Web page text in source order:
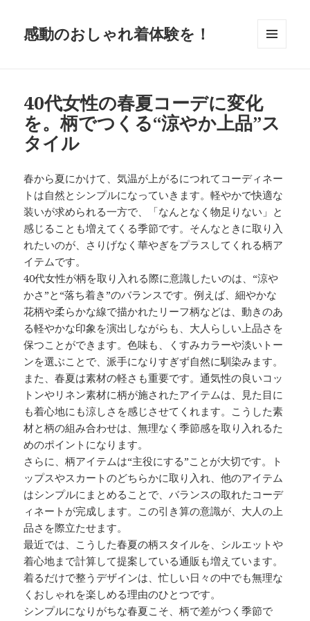
感動のおしゃれ着体験を！
40代女性の春夏コーデに変化
を。柄でつくる“涼やか上品”ス
タイル
春から夏にかけて、気温が上がるにつれてコーディネー
トは自然とシンプルになっていきます。軽やかで快適な
装いが求められる一方で、「なんとなく物足りない」と
感じることも増えてくる季節です。そんなときに取り入
れたいのが、さりげなく華やぎをプラスしてくれる柄ア
イテムです。
40代女性が柄を取り入れる際に意識したいのは、“涼や
かさ”と“落ち着き”のバランスです。例えば、細やかな
花柄や柔らかな線で描かれたリーフ柄などは、動きのあ
る軽やかな印象を演出しながらも、大人らしい上品さを
保つことができます。色味も、くすみカラーや淡いトー
ンを選ぶことで、派手になりすぎず自然に馴染みます。
また、春夏は素材の軽さも重要です。通気性の良いコッ
トンやリネン素材に柄が施されたアイテムは、見た目に
も着心地にも涼しさを感じさせてくれます。こうした素
材と柄の組み合わせは、無理なく季節感を取り入れるた
めのポイントになります。
さらに、柄アイテムは“主役にする”ことが大切です。ト
ップスやスカートのどちらかに取り入れ、他のアイテム
はシンプルにまとめることで、バランスの取れたコーデ
ィネートが完成します。この引き算の意識が、大人の上
品さを際立たせます。
最近では、こうした春夏の柄スタイルを、シルエットや
着心地まで計算して提案している通販も増えています。
着るだけで整うデザインは、忙しい日々の中でも無理な
くおしゃれを楽しめる理由のひとつです。
シンプルになりがちな春夏こそ、柄で差がつく季節で